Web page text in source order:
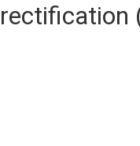
rectification